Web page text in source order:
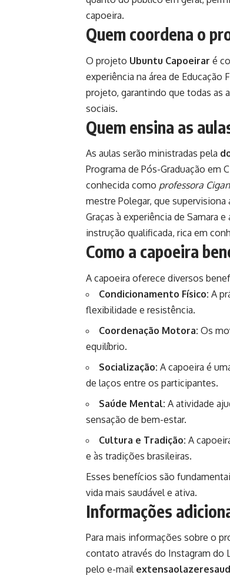
capoeira.
Quem coordena o
O projeto Ubuntu Capoeirar é
experiência na área de Educação
projeto, garantindo que todas as
sociais.
Quem ensina as
As aulas serão ministradas pela
Programa de Pós-Graduação em
conhecida como professora
mestre Polegar, que supervisiona
Graças à experiência de Samara
instrução qualificada, rica em
Como a capoeira
A capoeira oferece diversos
Condicionamento Físico: A
flexibilidade e resistência.
Coordenação Motora: Os
equilíbrio.
Socialização: A capoeira é
de laços entre os participantes.
Saúde Mental: A atividade
sensação de bem-estar.
Cultura e Tradição: A
e às tradições brasileiras.
Esses benefícios são
vida mais saudável e ativa.
Informações
Para mais informações sobre o
contato através do Instagram do
pelo e-mail